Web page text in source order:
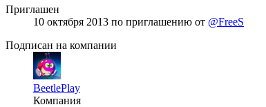
Приглашен
10 октября 2013 по приглашению от @FreeS
Подписан на компании
BeetlePlay
Компания